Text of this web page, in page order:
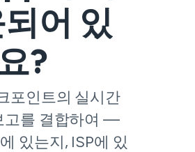
어 있
?
포인트의 실시간
고를 결합하여 —
있는지, ISP에 있